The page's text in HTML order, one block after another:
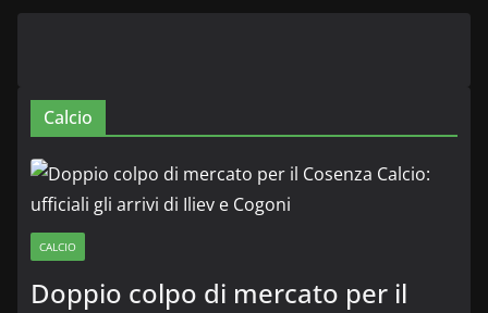
Calcio
CALCIO
Doppio colpo di mercato per il